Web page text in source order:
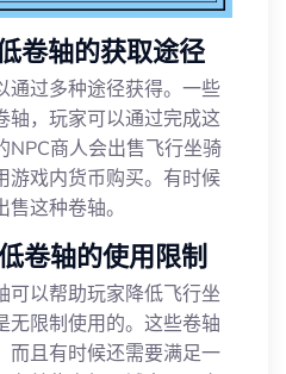
卷轴的获取途径
通过多种途径获得。一些
轴，玩家可以通过完成这
NPC商人会出售飞行坐骑
游戏内货币购买。有时候
这种卷轴。
卷轴的使用限制
可以帮助玩家降低飞行坐
无限制使用的。这些卷轴
而且有时候还需要满足一